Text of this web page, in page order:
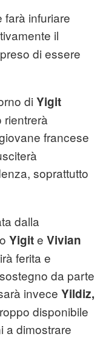
infuriare
il
di essere
di Yigit
rientrerà
francese
soprattutto
dalla
Yigite Vivian
ferita e
da parte
invece Yildiz,
disponibile
a dimostrare